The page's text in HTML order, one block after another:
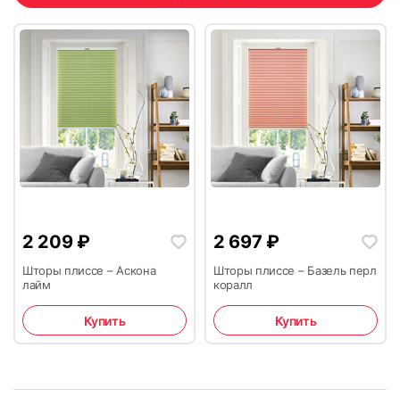
2 209 ₽
Шторы плиссе – Аскона
лайм
Купить
2 697 ₽
Шторы плиссе – Базель перл
коралл
Купить